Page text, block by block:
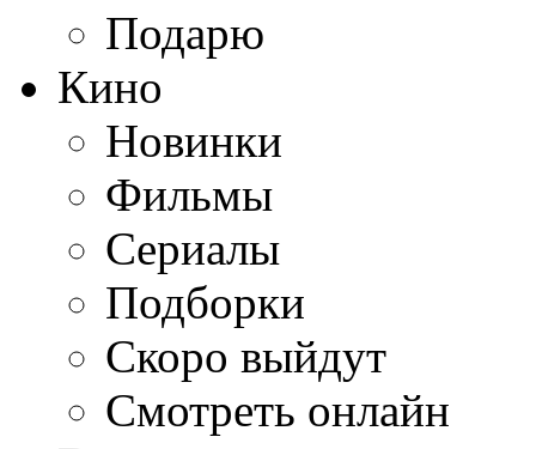
Подарю
Кино
Новинки
Фильмы
Сериалы
Подборки
Скоро выйдут
Смотреть онлайн